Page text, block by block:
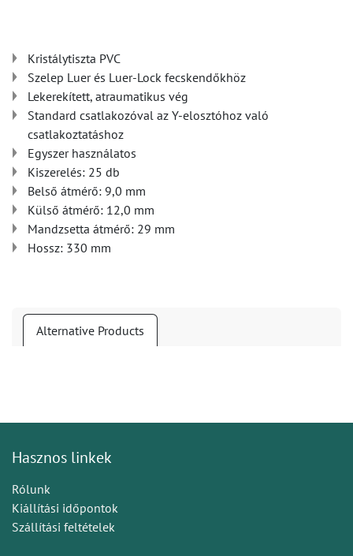
Kristálytiszta PVC
Szelep Luer és Luer-Lock fecskendőkhöz
Lekerekített, atraumatikus vég
Standard csatlakozóval az Y-elosztóhoz való
csatlakoztatáshoz
Egyszer használatos
Kiszerelés: 25 db
Belső átmérő: 9,0 mm
Külső átmérő: 12,0 mm
Mandzsetta átmérő: 29 mm
Hossz: 330 mm
Alternative Products
Hasznos linkek
Rólunk
Kiállítási időpontok
Szállítási feltételek